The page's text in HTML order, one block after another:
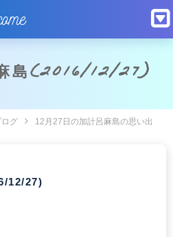
島(2016/12/27)
グ 12月27日の加計呂麻島の思い出
12/27)